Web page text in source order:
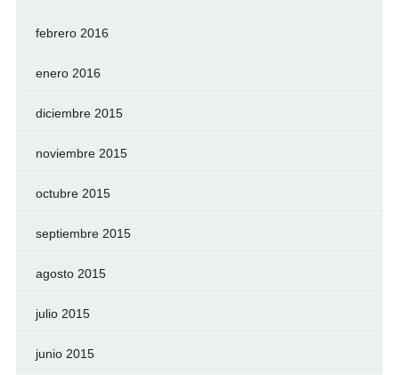
febrero 2016
enero 2016
diciembre 2015
noviembre 2015
octubre 2015
septiembre 2015
agosto 2015
julio 2015
junio 2015